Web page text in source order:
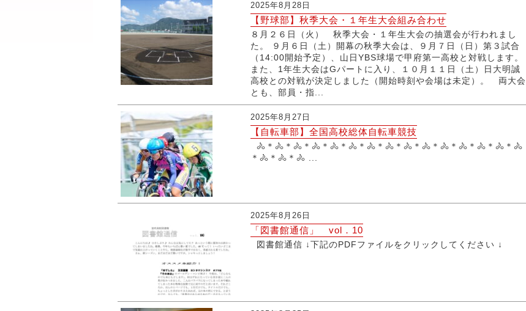
2025年8月28日
【野球部】秋季大会・１年生大会組み合わせ
８月２６日（火） 秋季大会・１年生大会の抽選会が行われまし
た。 ９月６日（土）開幕の秋季大会は、９月７日（日）第３試合
（14:00開始予定）、山日YBS球場で甲府第一高校と対戦します。
また、1年生大会はGパートに入り、１０月１１日（土）日大明誠
高校との対戦が決定しました（開始時刻や会場は未定）。 両大会
とも、部員・指...
2025年8月27日
【自転車部】全国高校総体自転車競技
🚴＊🚴＊🚴＊🚴＊🚴＊🚴＊🚴＊🚴＊🚴＊🚴＊🚴＊🚴＊🚴＊🚴＊🚴
＊🚴＊🚴＊🚴 ...
2025年8月26日
「図書館通信」 vol．10
図書館通信 ↓下記のPDFファイルをクリックしてください ↓